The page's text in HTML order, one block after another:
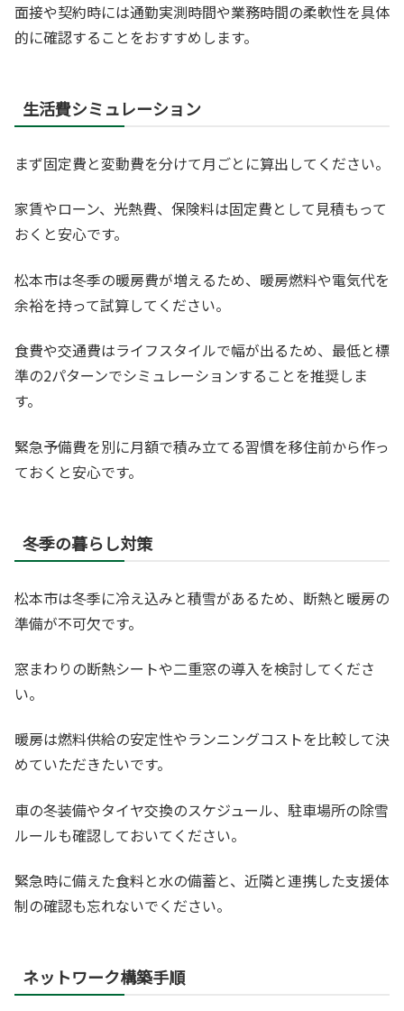
面接や契約時には通勤実測時間や業務時間の柔軟性を具体
的に確認することをおすすめします。
生活費シミュレーション
まず固定費と変動費を分けて月ごとに算出してください。
家賃やローン、光熱費、保険料は固定費として見積もって
おくと安心です。
松本市は冬季の暖房費が増えるため、暖房燃料や電気代を
余裕を持って試算してください。
食費や交通費はライフスタイルで幅が出るため、最低と標
準の2パターンでシミュレーションすることを推奨しま
す。
緊急予備費を別に月額で積み立てる習慣を移住前から作っ
ておくと安心です。
冬季の暮らし対策
松本市は冬季に冷え込みと積雪があるため、断熱と暖房の
準備が不可欠です。
窓まわりの断熱シートや二重窓の導入を検討してくださ
い。
暖房は燃料供給の安定性やランニングコストを比較して決
めていただきたいです。
車の冬装備やタイヤ交換のスケジュール、駐車場所の除雪
ルールも確認しておいてください。
緊急時に備えた食料と水の備蓄と、近隣と連携した支援体
制の確認も忘れないでください。
ネットワーク構築手順